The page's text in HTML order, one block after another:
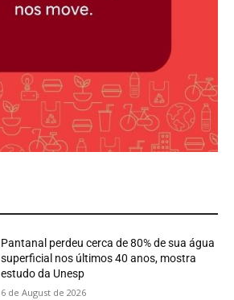
Pantanal perdeu cerca de 80% de sua água
superficial nos últimos 40 anos, mostra
estudo da Unesp
6 de August de 2026